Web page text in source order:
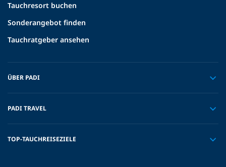
Tauchresort buchen
Sonderangebot finden
Tauchratgeber ansehen
ÜBER PADI
PADI TRAVEL
TOP-TAUCHREISEZIELE